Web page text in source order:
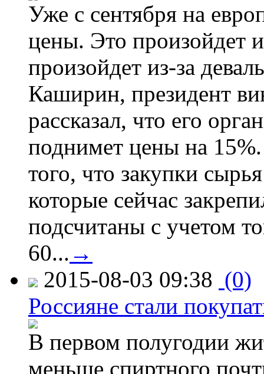
Уже с сентября на
цены. Это произойдет
произойдет из-за
Каширин, президент
рассказал, что его
поднимет цены на
того, что закупки
которые сейчас
подсчитаны с учетом
60... →
2015-08-03 09:38 (0)
Россияне стали
В первом полугодии
меньше спиртного